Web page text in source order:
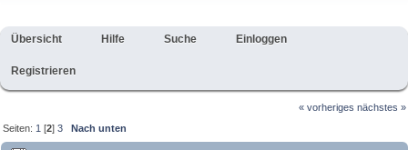
Übersicht Hilfe Suche Einloggen
Registrieren
« vorheriges nächstes »
Seiten: 1 [2]3 Nach unten